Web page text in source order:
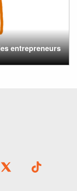
entrepreneurs